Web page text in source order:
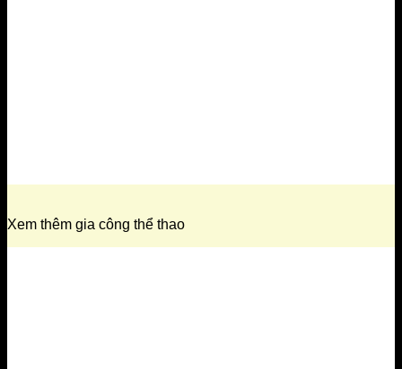
Xem thêm gia công thể thao